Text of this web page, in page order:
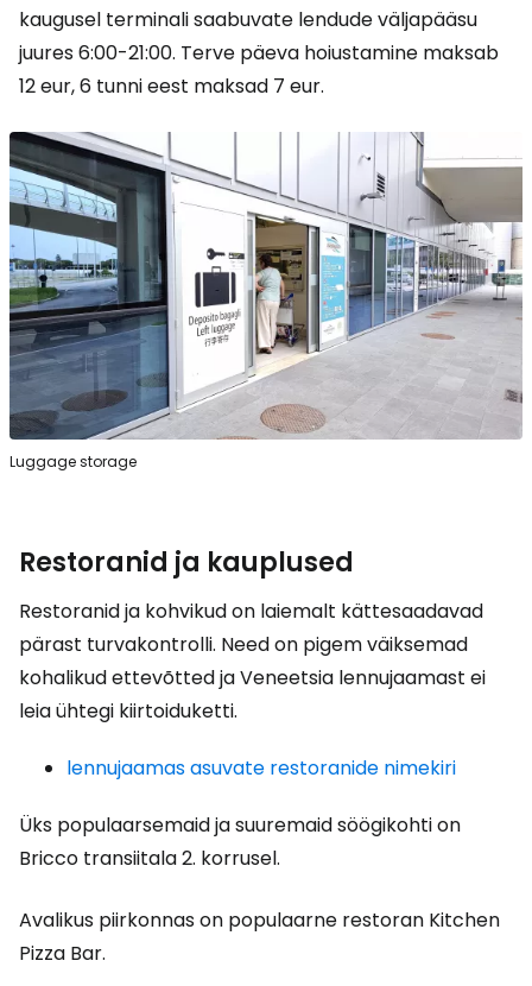
kaugusel terminali saabuvate lendude väljapääsu
juures 6:00-21:00. Terve päeva hoiustamine maksab
12 eur, 6 tunni eest maksad 7 eur.
Luggage storage
Restoranid ja kauplused
Restoranid ja kohvikud on laiemalt kättesaadavad
pärast turvakontrolli. Need on pigem väiksemad
kohalikud ettevõtted ja Veneetsia lennujaamast ei
leia ühtegi kiirtoiduketti.
lennujaamas asuvate restoranide nimekiri
Üks populaarsemaid ja suuremaid söögikohti on
Bricco transiitala 2. korrusel.
Avalikus piirkonnas on populaarne restoran Kitchen
Pizza Bar.